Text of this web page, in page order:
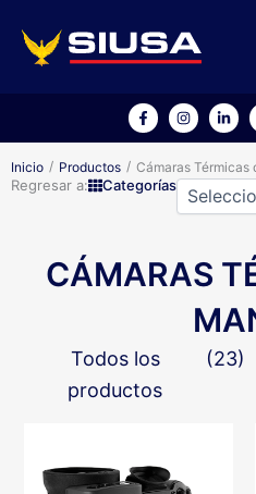
contenido
Inicio / Productos / Cámaras Térmicas
Regresar a: Categorías
CÁMARAS
Todos los
productos
(23)